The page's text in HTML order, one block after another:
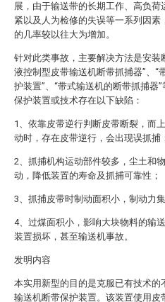
展，由于输送带的长期工作、高负荷
紧以及人为检修的失误等一系列因素
的几率较以往大为增加。
针对此类事故，主要解决方法是安装
液控制型皮带输送机断带抓捕器”、“
护装置”、“带式输送机的断带抓捕器
保护装置或技术存在以下缺陷：
1、依靠皮带逆行判断皮带断裂，而
动时，存在皮带逆行，会出现误抓捕
2、抓捕机构运动部件较多，尘土和
动，降低装置的寿命及抓捕可靠性；
3、抓捕皮带时制动面积小，制动力
4、过煤面积小，影响大块物料的输
装置损坏，甚至输送机事故。
发明内容
本实用新型的目的是克服已有技术的
输送机断带保护装置。该装置使用皮